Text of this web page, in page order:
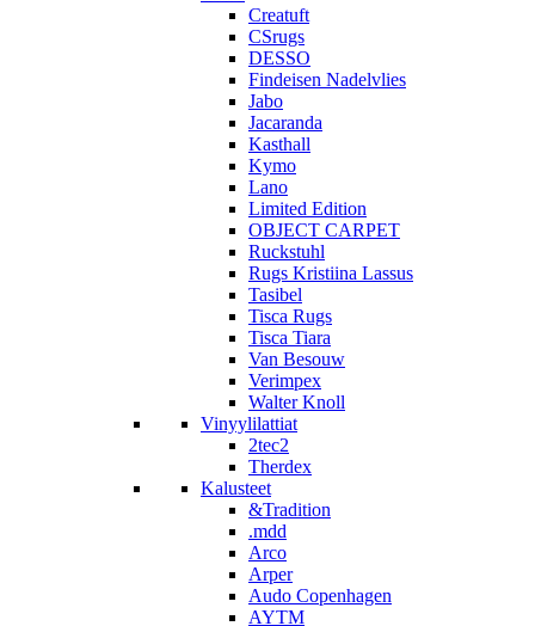
Creatuft
CSrugs
DESSO
Findeisen Nadelvlies
Jabo
Jacaranda
Kasthall
Kymo
Lano
Limited Edition
OBJECT CARPET
Ruckstuhl
Rugs Kristiina Lassus
Tasibel
Tisca Rugs
Tisca Tiara
Van Besouw
Verimpex
Walter Knoll
Vinyylilattiat
2tec2
Therdex
Kalusteet
&Tradition
.mdd
Arco
Arper
Audo Copenhagen
AYTM